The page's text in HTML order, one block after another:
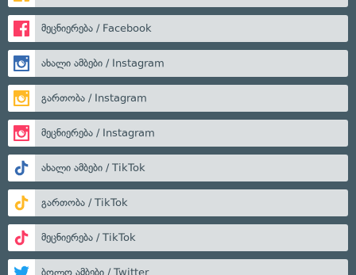
მეცნიერება / Facebook
ახალი ამბები / Instagram
გართობა / Instagram
მეცნიერება / Instagram
ახალი ამბები / TikTok
გართობა / TikTok
მეცნიერება / TikTok
ბოლო ამბები / Twitter